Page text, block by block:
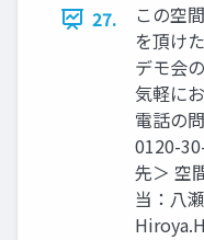
27.
この空
を頂け
デモ会
気軽に
電話の
0120-
先＞ 空
当：八